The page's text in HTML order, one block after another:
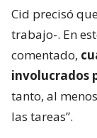
Cid precisó
trabajo-. En
comentado,
involucrados
tanto, al
las tareas”.